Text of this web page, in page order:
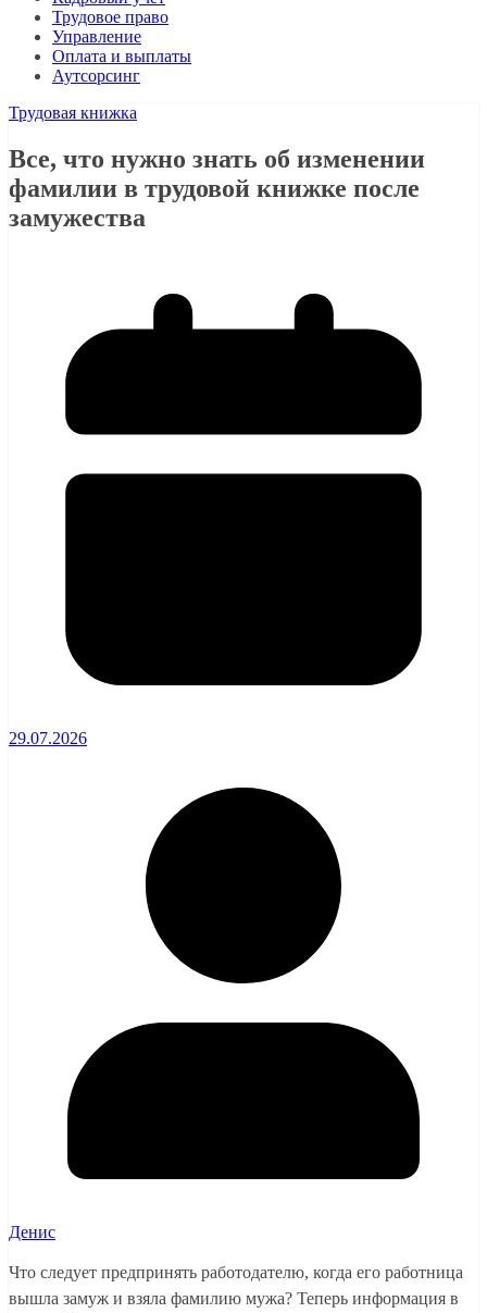
Трудовое право
Управление
Оплата и выплаты
Аутсорсинг
Трудовая книжка
Все, что нужно знать об изменении
фамилии в трудовой книжке после
замужества
29.07.2026
Денис
Что следует предпринять работодателю, когда его работница
вышла замуж и взяла фамилию мужа? Теперь информация в